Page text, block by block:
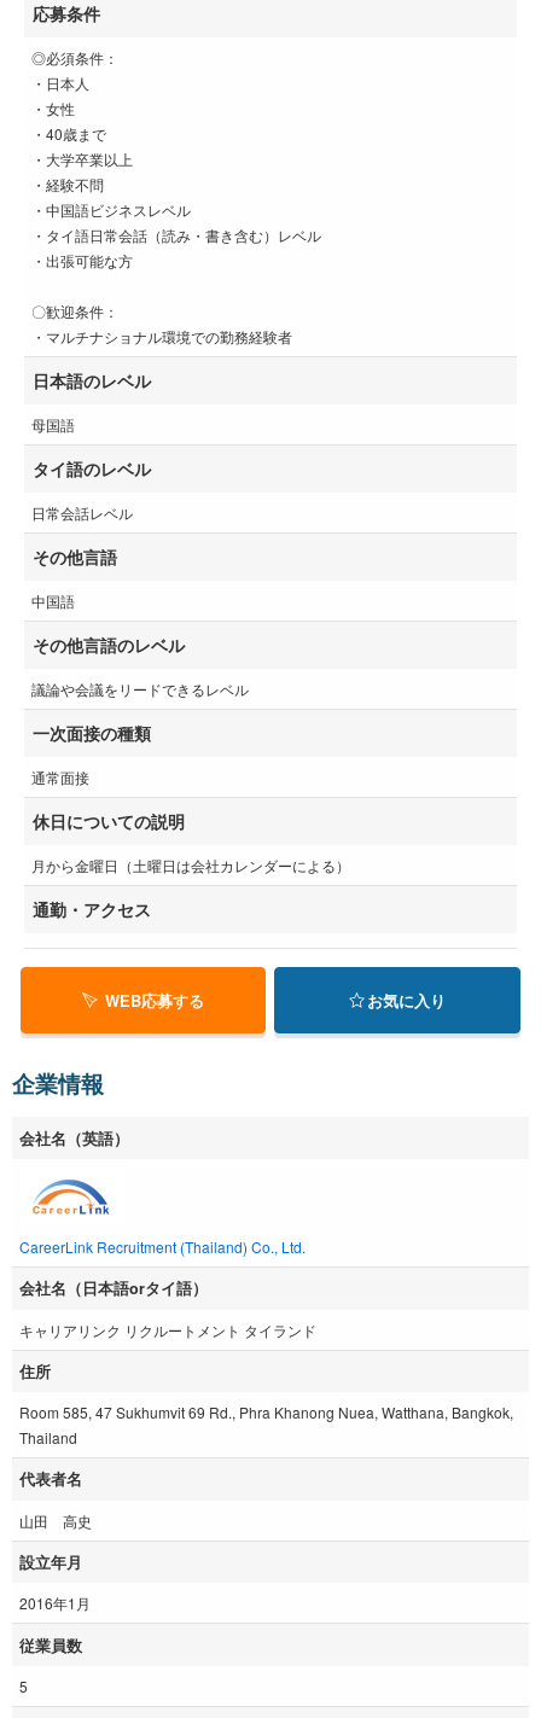
応募条件
◎必須条件：
・日本人
・女性
・40歳まで
・大学卒業以上
・経験不問
・中国語ビジネスレベル
・タイ語日常会話（読み・書き含む）レベル
・出張可能な方
〇歓迎条件：
・マルチナショナル環境での勤務経験者
日本語のレベル
母国語
タイ語のレベル
日常会話レベル
その他言語
中国語
その他言語のレベル
議論や会議をリードできるレベル
一次面接の種類
通常面接
休日についての説明
月から金曜日（土曜日は会社カレンダーによる）
通勤・アクセス
WEB応募する お気に入り
企業情報
会社名（英語）
CareerLink Recruitment (Thailand) Co., Ltd.
会社名（日本語orタイ語）
キャリアリンク リクルートメント タイランド
住所
Room 585, 47 Sukhumvit 69 Rd., Phra Khanong Nuea, Watthana, Bangkok,
Thailand
代表者名
山田 高史
設立年月
2016年1月
従業員数
5